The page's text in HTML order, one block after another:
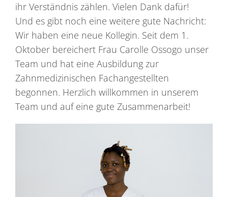
ihr Verständnis zählen. Vielen Dank dafür!
Und es gibt noch eine weitere gute Nachricht:
Wir haben eine neue Kollegin. Seit dem 1.
Oktober bereichert Frau Carolle Ossogo unser
Team und hat eine Ausbildung zur
Zahnmedizinischen Fachangestellten
begonnen. Herzlich willkommen in unserem
Team und auf eine gute Zusammenarbeit!